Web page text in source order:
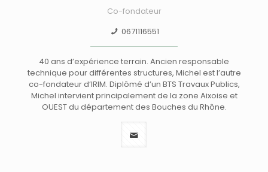
Co-fondateur
0671116551
40 ans d’expérience terrain. Ancien responsable
technique pour différentes structures, Michel est l’autre
co-fondateur d’IRIM. Diplômé d’un BTS Travaux Publics,
Michel intervient principalement de la zone Aixoise et
OUEST du département des Bouches du Rhône.